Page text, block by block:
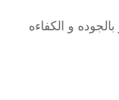
و الكفاءه